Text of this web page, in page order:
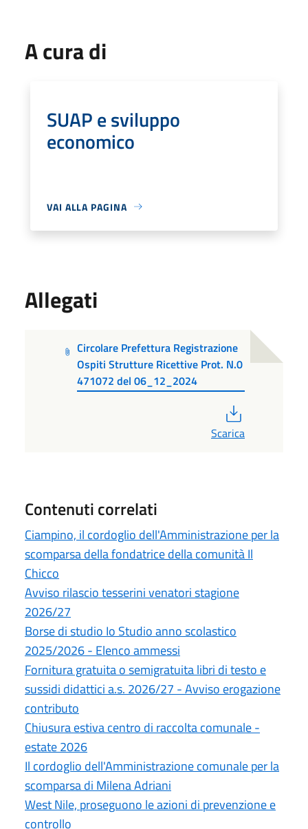
A cura di
SUAP e sviluppo
economico
VAI ALLA PAGINA
Allegati
Circolare Prefettura Registrazione
Ospiti Strutture Ricettive Prot. N.0
471072 del 06_12_2024
Scarica
Contenuti correlati
Ciampino, il cordoglio dell'Amministrazione per la
scomparsa della fondatrice della comunità Il
Chicco
Avviso rilascio tesserini venatori stagione
2026/27
Borse di studio Io Studio anno scolastico
2025/2026 - Elenco ammessi
Fornitura gratuita o semigratuita libri di testo e
sussidi didattici a.s. 2026/27 - Avviso erogazione
contributo
Chiusura estiva centro di raccolta comunale -
estate 2026
Il cordoglio dell'Amministrazione comunale per la
scomparsa di Milena Adriani
West Nile, proseguono le azioni di prevenzione e
controllo